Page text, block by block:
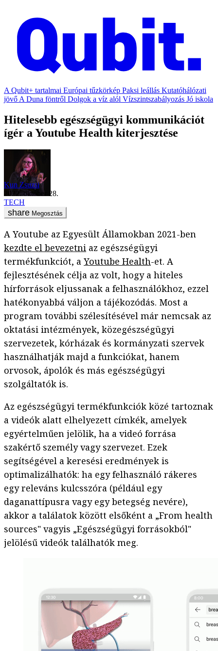
A Qubit+ tartalmai Európai tűzkörkép Paksi leállás Kutatóhálózati
jövő A Duna föntről Dolgok a víz alól Vízszintszabályozás Jó iskola
Hitelesebb egészségügyi kommunikációt
ígér a Youtube Health kiterjesztése
Kun Zsuzsi
2022. október 28.
TECH
Megosztás
A Youtube az Egyesült Államokban 2021-ben
kezdte el bevezetni az egészségügyi
termékfunkciót, a Youtube Health-et. A
fejlesztésének célja az volt, hogy a hiteles
hírforrások eljussanak a felhasználókhoz, ezzel
hatékonyabbá váljon a tájékozódás. Most a
program további szélesítésével már nemcsak az
oktatási intézmények, közegészségügyi
szervezetek, kórházak és kormányzati szervek
használhatják majd a funkciókat, hanem
orvosok, ápolók és más egészségügyi
szolgáltatók is.
Az egészségügyi termékfunkciók közé tartoznak
a videók alatt elhelyezett címkék, amelyek
egyértelműen jelölik, ha a videó forrása
szakértő személy vagy szervezet. Ezek
segítségével a keresési eredmények is
optimalizálhatók: ha egy felhasználó rákeres
egy releváns kulcsszóra (például egy
daganattípusra vagy egy betegség nevére),
akkor a találatok között elsőként a „From health
sources" vagyis „Egészségügyi forrásokból"
jelölésű videók találhatók meg.